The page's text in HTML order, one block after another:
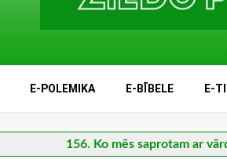
E-POLEMIKA E-BĪBELE E-
156. Ko mēs saprotam ar